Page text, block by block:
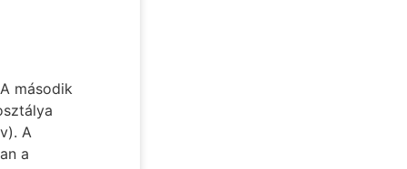
második
A
a